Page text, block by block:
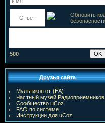
500
Друзья сайта
Мультиков от (ЕА)
Частный музей Радиоприемников
Сообщество uCoz
FAQ по системе
Инструкции для uCoz